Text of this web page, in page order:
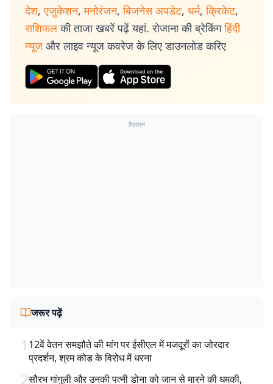
देश, एजुकेशन, मनोरंजन, बिजनेस अपडेट, धर्म, क्रिकेट,
राशिफल की ताजा खबरें पढ़ें यहां. रोजाना की ब्रेकिंग हिंदी
न्यूज और लाइव न्यूज कवरेज के लिए डाउनलोड करिए
विज्ञापन
जरूर पढ़ें
1 12वें वेतन समझौते की मांग पर ईसीएल में मजदूरों का जोरदार
प्रदर्शन, श्रम कोड के विरोध में धरना
2सौरभ गांगुली और उनकी पत्नी डोना को जान से मारने की धमकी,